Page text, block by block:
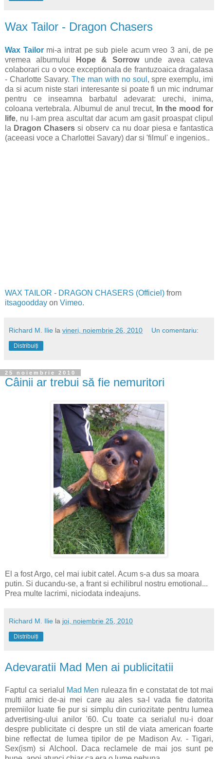
Wax Tailor - Dragon Chasers
Wax Tailormi-a intrat pe sub piele acum vreo 3 ani, de pe
vremea albumului
Hope & Sorrowunde avea cateva
colaborari cu o voce exceptionala de frantuzoaica dragalasa
- Charlotte Savary.The man with no soul , spre exemplu, imi
da si acum niste stari interesante si poate fi un mic indrumar
pentru ce inseamna barbatul adevarat: urechi, inima,
coloana vertebrala. Albumul de anul trecut,
In the mood for
life, nu l-am prea ascultat dar acum am gasit proaspat clipul
la Dragon Chasers si observ ca nu doar piesa e fantastica
(aceeasi voce a Charlottei Savary) dar si 'filmul' e ingenios..
WAX TAILOR - DRAGON CHASERS (Officiel) from
itsagoodday on Vimeo.
Richard M. Ilie la vineri, noiembrie 26, 2010 Un comentariu:
Distribuiți
25 noiembrie 2010
Câinii ar trebui să fie nemuritori
El a fost Argo, cel mai iubit catel. Acum s-a dus sa moara
putin. Si ducandu-se, a frant si echilibrul nostru emotional...
Prea multe lacrimi, niciodata indeajuns.
Richard M. Ilie la joi, noiembrie 25, 2010
Distribuiți
Adevaratii Mad Men ai publicitatii
Faptul ca serialul Mad Men ruleaza fin e constatat de tot mai
multi amici de-ai mei care au ales sa-l vada fie datorita
premiilor luate fie pur si simplu din curiozitate pentru lumea
advertising-ului anilor '60. Cu toate ca serialul nu-i doar
despre publicitate ci despre un stil de viata american foarte
bine reflectat de lumea tipilor de pe Madison Av. - Tigari,
Sex(ism) si Alchool. Daca reclamele de mai jos sunt pe